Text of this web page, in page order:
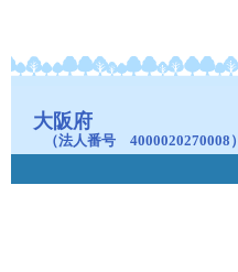
大阪府
（法人番号 4000020270008）